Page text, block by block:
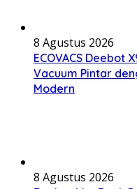
8 Agustus 2026
ECOVACS Deebot
Vacuum Pintar
Modern
8 Agustus 2026